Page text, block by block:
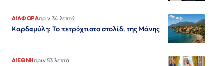
ΔΙΑΦΟΡΑπριν 34 λεπτά
Καρδαμύλη: Το πετρόχτιστο στολίδι της Μάνης
ΔΙΕΘΝΗπριν 53 λεπτά